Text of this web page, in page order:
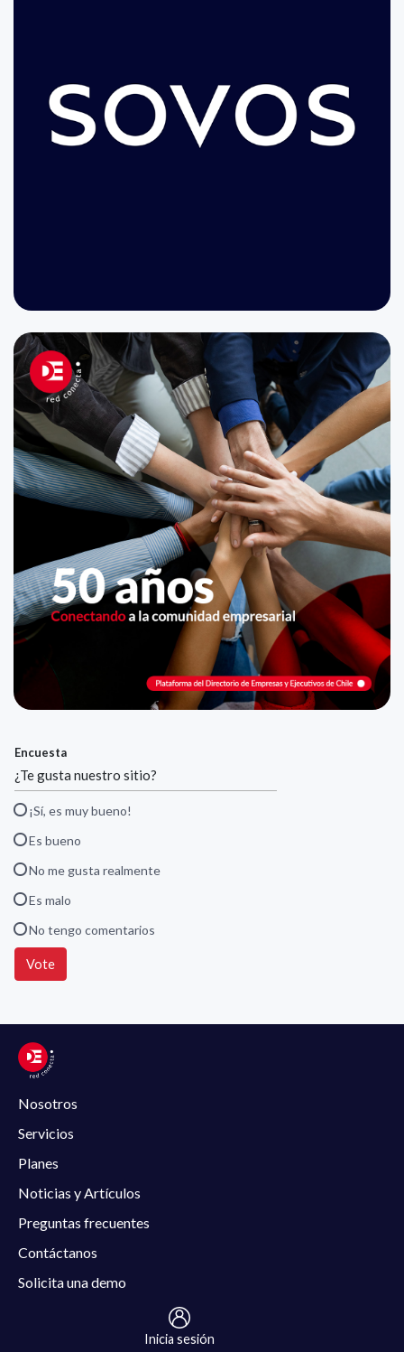
Encuesta
¿Te gusta nuestro sitio?
¡Sí, es muy bueno!
Es bueno
No me gusta realmente
Es malo
No tengo comentarios
Vote
Nosotros
Servicios
Planes
Noticias y Artículos
Preguntas frecuentes
Contáctanos
Solicita una demo
Inicia sesión